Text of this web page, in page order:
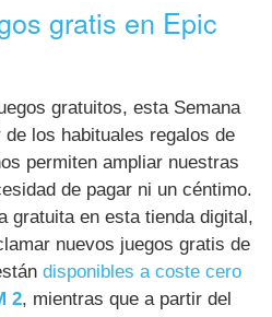
gratis en Epic
gratuitos, esta Semana
los habituales regalos de
permiten ampliar nuestras
de pagar ni un céntimo.
gratuita en esta tienda digital,
nuevos juegos gratis de
disponibles a coste cero
2, mientras que a partir del